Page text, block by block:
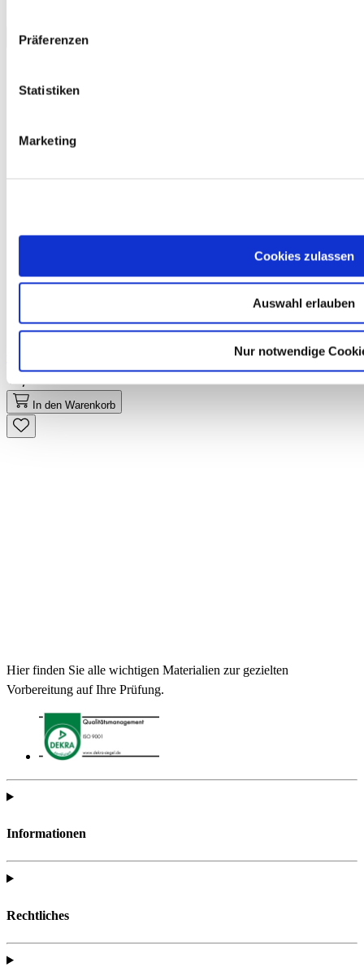
Präferenzen
Statistiken
Marketing
Cookies zulassen
Auswahl erlauben
Nur notwendige
telc Deutsch A2-B1, Übungstest Version 2, MP3 Audio-Datei
13,50 €
In den Warenkorb
Hier finden Sie alle wichtigen Materialien zur gezielten
Vorbereitung auf Ihre Prüfung.
Informationen
Rechtliches